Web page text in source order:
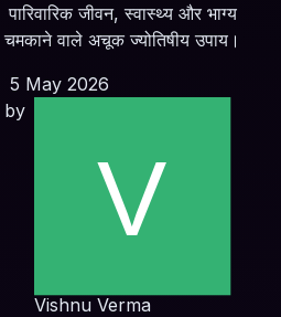
पारिवारिक जीवन, स्वास्थ्य और भाग्य
चमकाने वाले अचूक ज्योतिषीय उपाय।
5 May 2026
by
Vishnu Verma